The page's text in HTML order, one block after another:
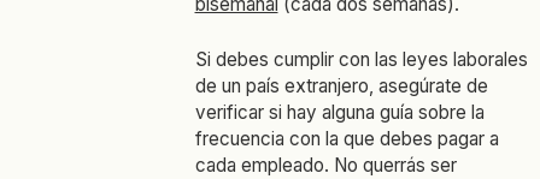
Si debes cumplir con las leyes laborales
de un país extranjero, asegúrate de
verificar si hay alguna guía sobre la
frecuencia con la que debes pagar a
cada empleado. No querrás ser